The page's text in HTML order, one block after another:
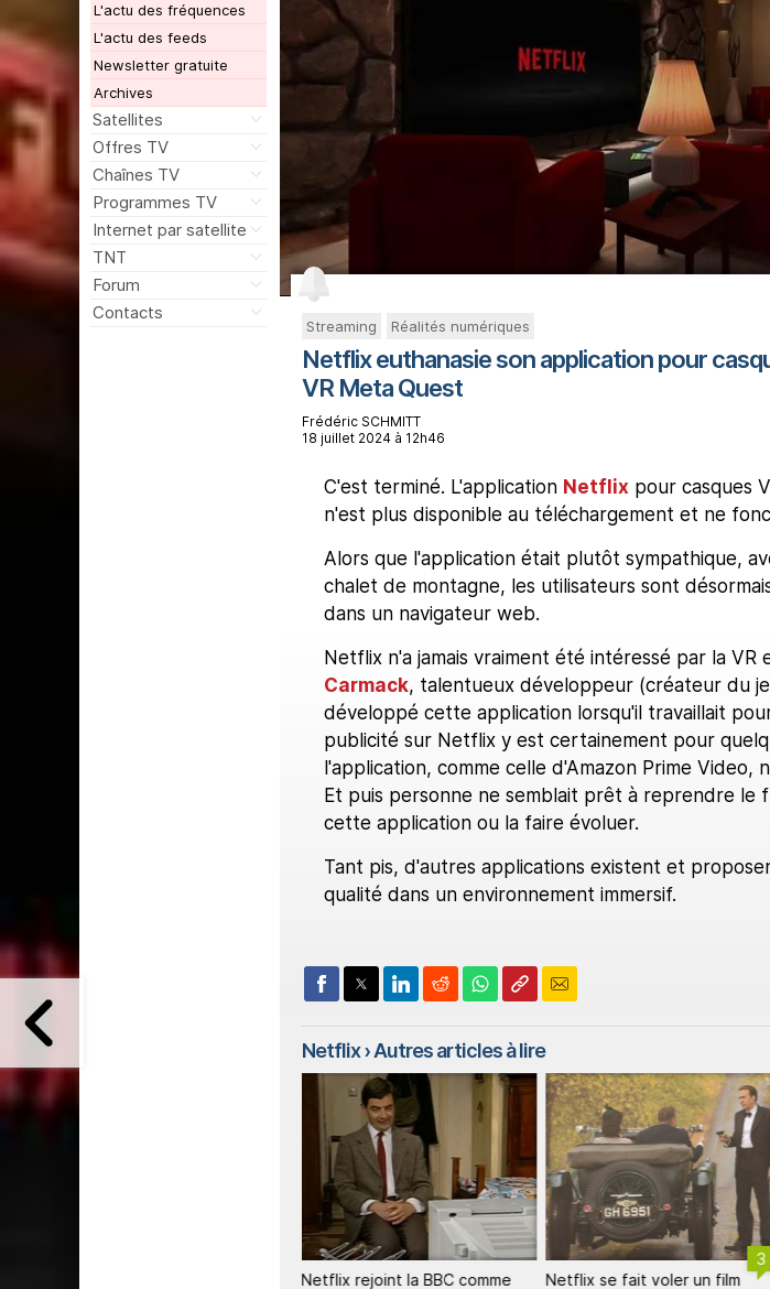
L'actu des fréquences
L'actu des feeds
Newsletter gratuite
Archives
Satellites
Offres TV
Chaînes TV
Programmes TV
Internet par satellite
TNT
Forum
Contacts
Streaming Réalités numériques
Netflix euthanasie son application pour
VR Meta Quest
Frédéric SCHMITT
18 juillet 2024 à 12h46
C'est terminé. L'application Netflix pour casques
n'est plus disponible au téléchargement et ne
Alors que l'application était plutôt sympathique,
chalet de montagne, les utilisateurs sont
dans un navigateur web.
Netflix n'a jamais vraiment été intéressé par la VR
Carmack, talentueux développeur (créateur du
développé cette application lorsqu'il travaillait
publicité sur Netflix y est certainement pour
l'application, comme celle d'Amazon Prime Video,
Et puis personne ne semblait prêt à reprendre le
cette application ou la faire évoluer.
Tant pis, d'autres applications existent et
qualité dans un environnement immersif.
Netflix› Autres articles à lire
Netflix rejoint la BBC comme
3
Netflix se fait voler un film